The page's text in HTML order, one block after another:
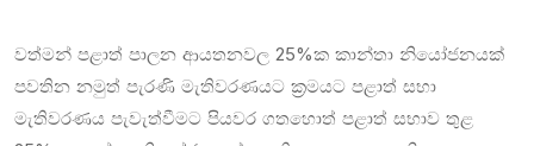
වත්මන් පළාත් පාලන ආයතනවල 25%ක කාන්තා නියෝජනයක්
පවතින නමුත් පැරණි මැතිවරණයට ක්‍රමයට පළාත් සභා
මැතිවරණය පැවැත්වීමට පියවර ගතහොත් පළාත් සභාව තුළ